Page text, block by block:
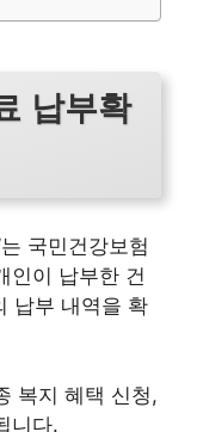
납부확
국민건강보험
인이 납부한 건
납부 내역을 확
복지 혜택 신청,
니다.